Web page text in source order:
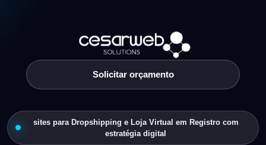
Solicitar orçamento
sites para Dropshipping e Loja Virtual em Registro com
estratégia digital